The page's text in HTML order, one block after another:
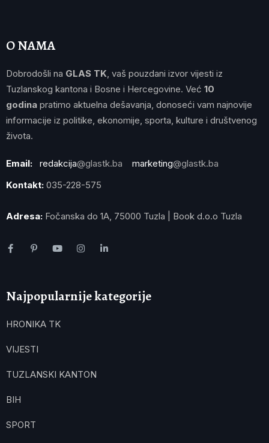
O NAMA
Dobrodošli na GLAS TK , vaš pouzdani izvor vijesti iz
Tuzlanskog kantona i Bosne i Hercegovine. Već 10
godina pratimo aktuelna dešavanja, donoseći vam najnovije
informacije iz politike, ekonomije, sporta, kulture i društvenog
života.
Email: redakcija@glastk.ba marketing@glastk.ba
Kontakt: 035-228-575
Adresa: Fočanska do 1A, 75000 Tuzla | Book d.o.o Tuzla
Najpopularnije kategorije
HRONIKA TK
VIJESTI
TUZLANSKI KANTON
BIH
SPORT